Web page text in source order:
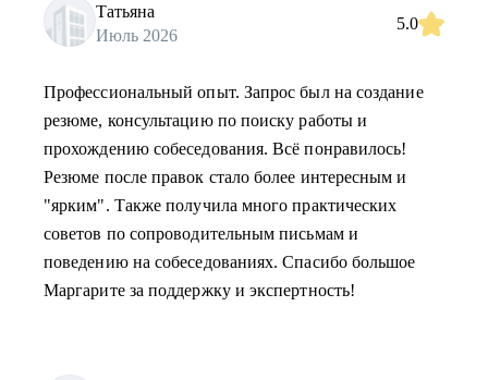
Татьяна
Июль 2026
5.0
Профессиональный опыт. Запрос был на создание
резюме, консультацию по поиску работы и
прохождению собеседования. Всё понравилось!
Резюме после правок стало более интересным и
"ярким". Также получила много практических
советов по сопроводительным письмам и
поведению на собеседованиях. Спасибо большое
Маргарите за поддержку и экспертность!